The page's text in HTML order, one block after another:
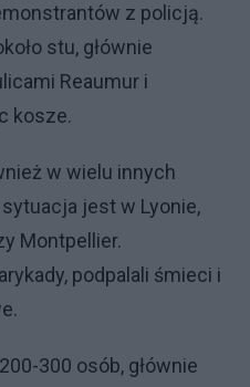
z policją.
stu, głównie
Reaumur i
kosze.
w wielu innych
jest w Lyonie,
Montpellier.
podpalali śmieci i
300 osób, głównie